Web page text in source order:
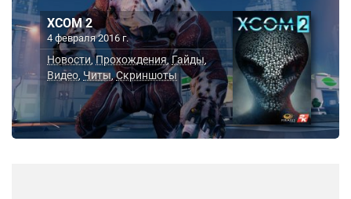
XCOM 2
4 февраля 2016 г.
Новости,Прохождения, Гайды,
Видео, Читы,Скриншоты